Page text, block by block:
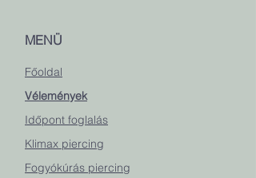
MENÜ
Főoldal
Vélemények
Időpont foglalás
Klimax piercing
Fogyókúrás piercing